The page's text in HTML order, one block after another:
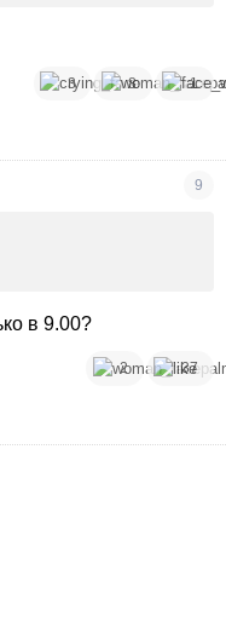
3 8 1
9
в 9.00?
2 37